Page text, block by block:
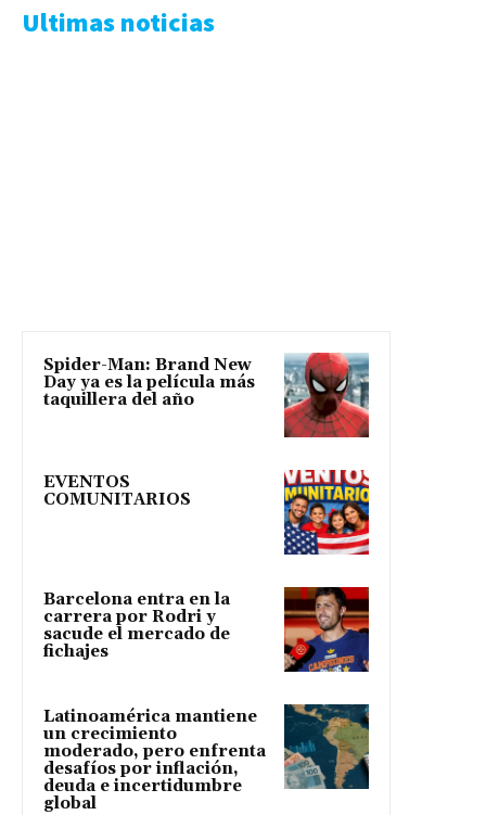
Ultimas noticias
Spider-Man: Brand New
Day ya es la película más
taquillera del año
EVENTOS
COMUNITARIOS
Barcelona entra en la
carrera por Rodri y
sacude el mercado de
fichajes
Latinoamérica mantiene
un crecimiento
moderado, pero enfrenta
desafíos por inflación,
deuda e incertidumbre
global